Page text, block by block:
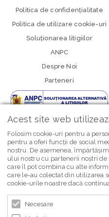
Politica de confidenţialitate
Politica de utilizare cookie-uri
Soluționarea litigiilor
ANPC
Despre Noi
Parteneri
newsletter
Acest site web
Folosim cookie-uri pentru a
pentru a oferi funcții de social
nostru. De asemenea,
ului nostru cu partenerii noștri
care îl pot combina cu alte
care le-au colectat din utilizarea
cookie-urile noastre dacă
Necesare